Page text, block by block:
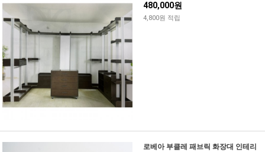
480,000원
4,800원 적립
로베아 부클레 패브릭 화장대 인테리